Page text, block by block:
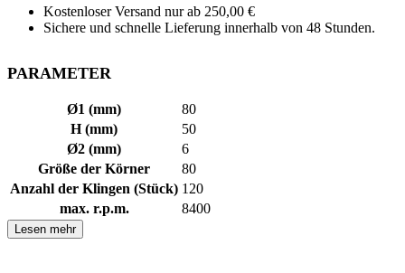
Kostenloser Versand nur ab 250,00 €
Sichere und schnelle Lieferung innerhalb von 48 Stunden.
PARAMETER
Ø1 (mm)
80
H (mm)
50
Ø2 (mm)
6
Größe der Körner
80
Anzahl der Klingen (Stück) 120
max. r.p.m.
8400
Lesen mehr